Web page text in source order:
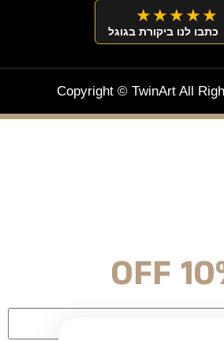
★★★★★
כתבו לנו ביקורת בגוגל
Copyright © TwinArt All
10%